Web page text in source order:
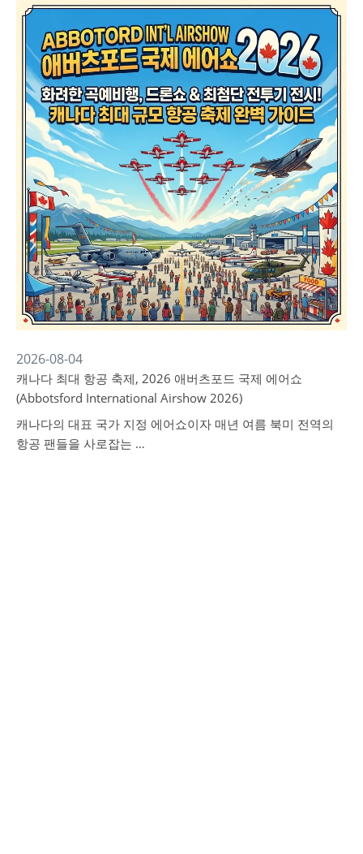
2026-08-04
캐나다 최대 항공 축제, 2026 애버츠포드 국제 에어쇼
(Abbotsford International Airshow 2026)
캐나다의 대표 국가 지정 에어쇼이자 매년 여름 북미 전역의
항공 팬들을 사로잡는 …